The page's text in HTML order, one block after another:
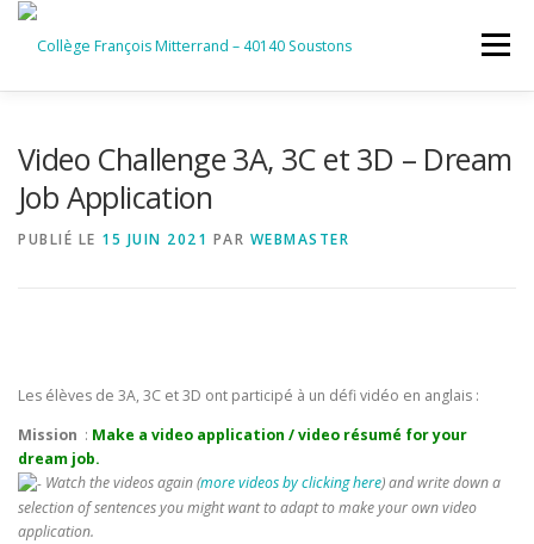
Aller
contenu
Menu
Video Challenge 3A, 3C et 3D – Dream
Job Application
PUBLIÉ LE 15 JUIN 2021 PAR WEBMASTER
Les élèves de 3A, 3C et 3D ont participé à un défi vidéo en anglais :
Mission : Make a video application / video résumé for your
dream job.
Watch the videos again (more videos by clicking here) and write down a
selection of sentences you might want to adapt to make your own video
application.